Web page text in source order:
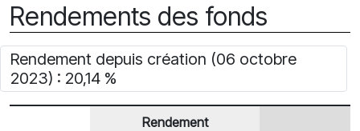
Rendements des fonds
Rendement depuis création (06 octobre
2023) : 20,14 %
Rendement